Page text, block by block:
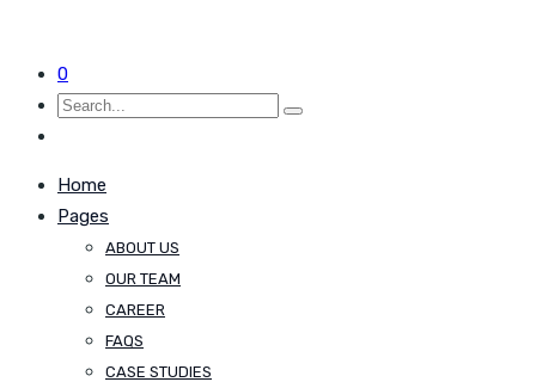
0
Home
Pages
ABOUT US
OUR TEAM
CAREER
FAQS
CASE STUDIES